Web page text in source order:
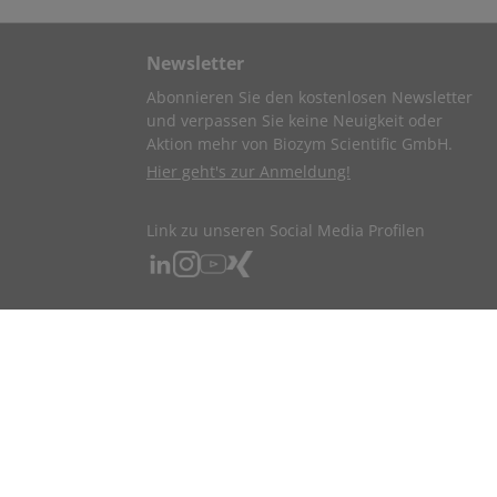
Newsletter
Abonnieren Sie den kostenlosen Newsletter
und verpassen Sie keine Neuigkeit oder
Aktion mehr von Biozym Scientific GmbH.
Hier geht's zur Anmeldung!
Link zu unseren Social Media Profilen